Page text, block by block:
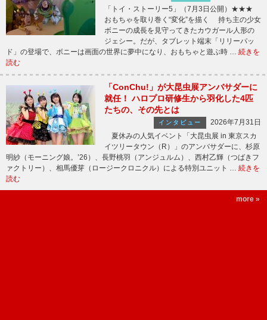
「トイ・ストーリー5」（7月3日公開）★★★
おもちゃを取り巻く“変化”を描く 持ち主の少女
ボニーの成長を見守ってきたカウガール人形の
ジェシー。だが、タブレット端末「リリーパッ
ド」の登場で、ボニーは画面の世界に夢中になり、おもちゃと遊ぶ時 … 続きを
読む
「ConChu!」が大昆虫展アンバサダーに
就任！ ハロプロ研修生から羽化した4匹
たちの、その先とは
インタビュー
2026年7月31日
夏休みの人気イベント「大昆虫展 in 東京スカ
イツリータウン（R）」のアンバサダーに、杉原
明紗（モーニング娘。’26）、長野桃羽（アンジュルム）、西村乙輝（つばきフ
ァクトリー）、相馬優芽（ロージークロニクル）による特別ユニット … 続きを
読む
more »